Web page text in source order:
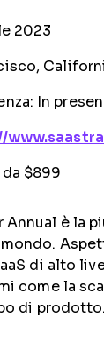
2023
In
da $899
Annual è la
mondo.
di alto
come la
di prodotto.